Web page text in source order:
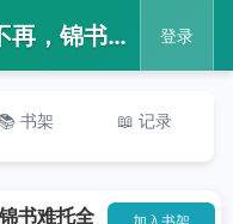
📖 谢清欢裴璟山盟不再，锦书难托全文免费在线阅读_谢清欢裴璟山盟不再，锦书难托抖音小说全章节阅读 登录
📚 书架 📖 记录
书难托全